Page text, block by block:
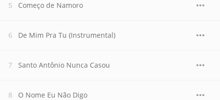
Começo de Namoro
De Mim Pra Tu (Instrumental)
Santo Antônio Nunca Casou
O Nome Eu Não Digo